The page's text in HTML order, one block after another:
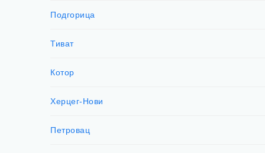
Подгорица
Тиват
Котор
Херцег-Нови
Петровац